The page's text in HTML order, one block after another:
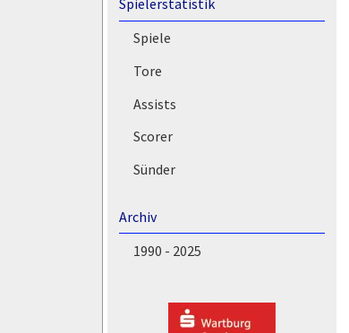
Spielerstatistik
Spiele
Tore
Assists
Scorer
Sünder
Archiv
1990 - 2025